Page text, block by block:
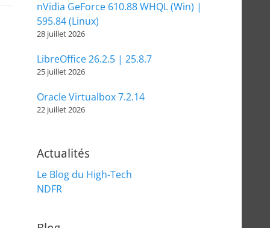
nVidia GeForce 610.88 WHQL (Win) |
595.84 (Linux)
28 juillet 2026
LibreOffice 26.2.5 | 25.8.7
25 juillet 2026
Oracle Virtualbox 7.2.14
22 juillet 2026
Actualités
Le Blog du High-Tech
NDFR